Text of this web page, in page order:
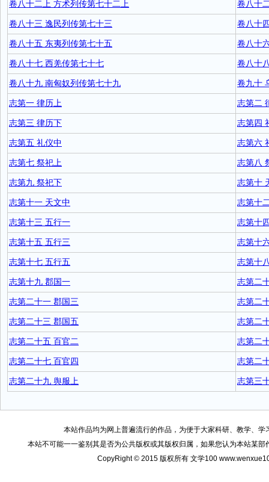
卷八十二上 方术列传第七十二上 卷八十
卷八十三 逸民列传第七十三 卷八十
卷八十五 东夷列传第七十五 卷八十
卷八十七 西羌传第七十七 卷八十
卷八十九 南匈奴列传第七十九 卷九十
志第一 律历上 志第二
志第三 律历下 志第四
志第五 礼仪中 志第六
志第七 祭祀上 志第八
志第九 祭祀下 志第十
志第十一 天文中 志第十
志第十三 五行一 志第十
志第十五 五行三 志第十
志第十七 五行五 志第十
志第十九 郡国一 志第二
志第二十一 郡国三 志第二
志第二十三 郡国五 志第二
志第二十五 百官二 志第二
志第二十七 百官四 志第二
志第二十九 舆服上 志第三
本站作品均为网上普遍流行的作品，为便于大家科研、教学、
本站不可能一一鉴别其是否为公共版权或其版权归属，如果您认为本站某
CopyRight © 2015 版权所有 文学100